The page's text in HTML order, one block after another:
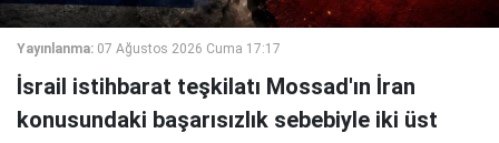
Yayınlanma: 07 Ağustos 2026 Cuma 17:17
İsrail istihbarat teşkilatı Mossad'ın İran
konusundaki başarısızlık sebebiyle iki üst